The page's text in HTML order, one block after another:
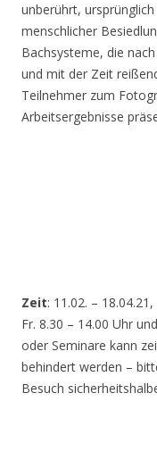
unberührt,
menschlicher
Bachsysteme, die
und mit der Zeit
Teilnehmer zum
Arbeitsergebnisse
Zeit: 11.02. –
Fr. 8.30 – 14.00 Uhr
oder Seminare kann
behindert werden –
Besuch